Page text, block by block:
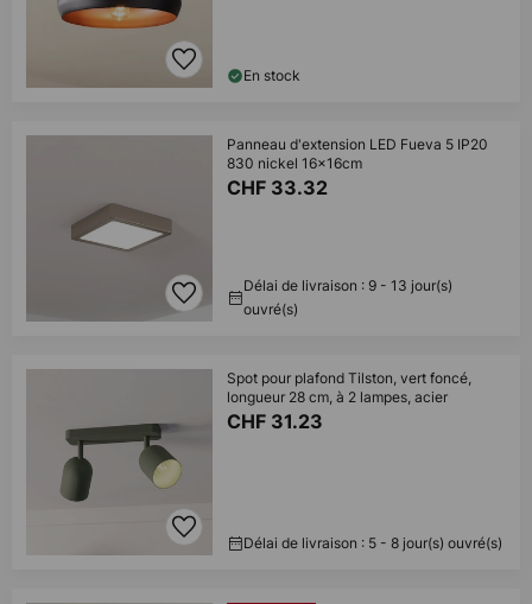
En stock
Panneau d'extension LED Fueva 5 IP20
830 nickel 16x16cm
CHF 33.32
Délai de livraison : 9 - 13 jour(s)
ouvré(s)
Spot pour plafond Tilston, vert foncé,
longueur 28 cm, à 2 lampes, acier
CHF 31.23
Délai de livraison : 5 - 8 jour(s) ouvré(s)